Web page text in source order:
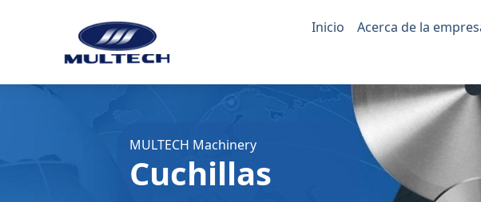
Inicio Acerca de la
MULTECH Machinery
Cuchillas